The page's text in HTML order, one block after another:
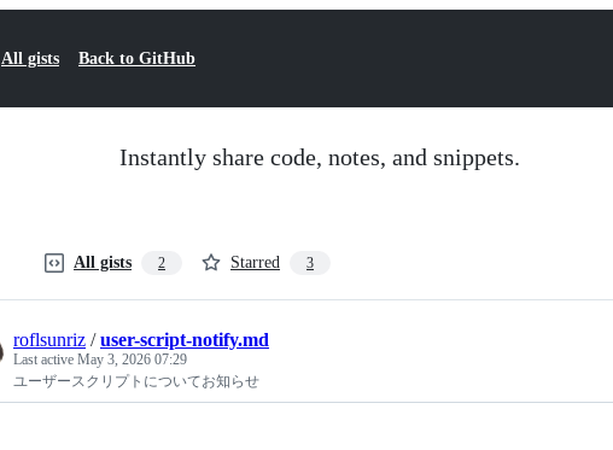
All gists Back to GitHub
Instantly share code, notes, and snippets.
All gists 2 Starred 3
roflsunriz /user-script-notify.md
Last active May 3, 2026 07:29
ユーザースクリプトについてお知らせ